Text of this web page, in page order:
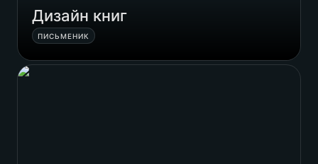
Дизайн книг
ПИСЬМЕНИК
Great Aligners